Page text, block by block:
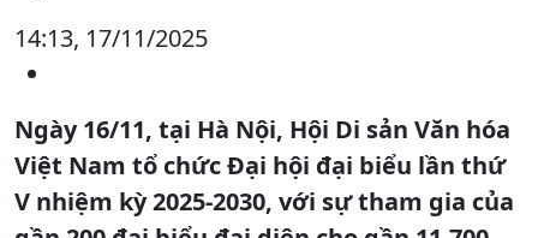
14:13, 17/11/2025
Ngày 16/11, tại Hà Nội, Hội Di sản Văn hóa
Việt Nam tổ chức Đại hội đại biểu lần thứ
V nhiệm kỳ 2025-2030, với sự tham gia của